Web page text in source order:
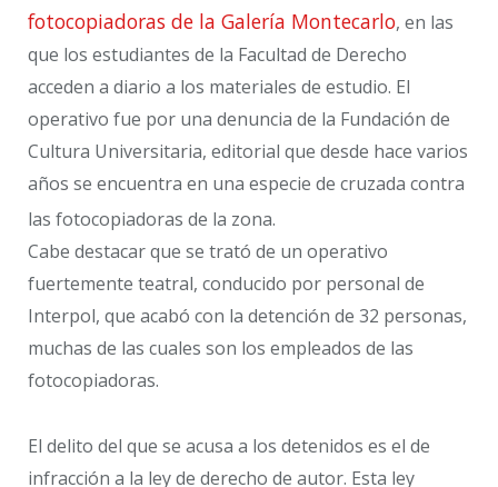
fotocopiadoras de la Galería Montecarlo, en las
que los estudiantes de la Facultad de Derecho
acceden a diario a los materiales de estudio. El
operativo fue por una denuncia de la Fundación de
Cultura Universitaria, editorial que desde hace varios
años se encuentra en una especie de cruzada contra
las fotocopiadoras de la zona.
Cabe destacar que se trató de un operativo
fuertemente teatral, conducido por personal de
Interpol, que acabó con la detención de 32 personas,
muchas de las cuales son los empleados de las
fotocopiadoras.
El delito del que se acusa a los detenidos es el de
infracción a la ley de derecho de autor. Esta ley